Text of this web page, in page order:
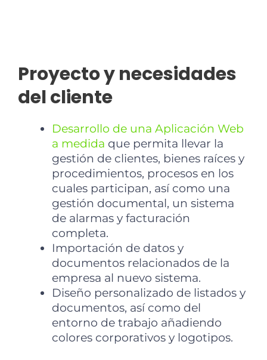
Proyecto y necesidades
del cliente
Desarrollo de una Aplicación Web
a medida que permita llevar la
gestión de clientes, bienes raíces y
procedimientos, procesos en los
cuales participan, así como una
gestión documental, un sistema
de alarmas y facturación
completa.
Importación de datos y
documentos relacionados de la
empresa al nuevo sistema.
Diseño personalizado de listados y
documentos, así como del
entorno de trabajo añadiendo
colores corporativos y logotipos.